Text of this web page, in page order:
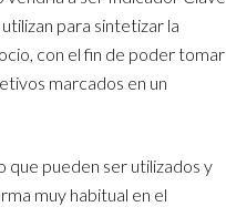
para sintetizar la
con el fin de poder tomar
marcados en un
que pueden ser utilizados y
muy habitual en el